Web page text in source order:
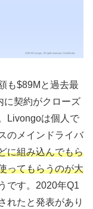
も$89Mと過去最
に契約がクローズ
Livongoは個人で
のメインドライバ
に組み込んでもら
ってもらうのが大
です。2020年Q1
れたと発表があり